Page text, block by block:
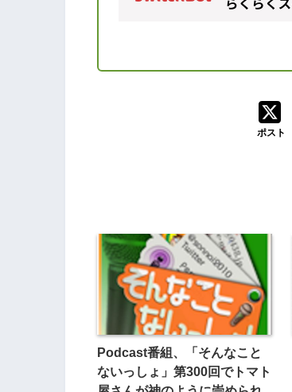
ポスト
Podcast番組、「そんなこと
ないっしょ」第300回でトマト